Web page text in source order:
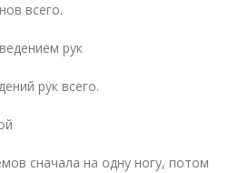
всего.
рук
рук всего.
сначала на одну ногу, потом